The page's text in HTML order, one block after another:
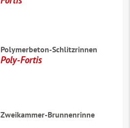
Polymerbeton-Schlitzrinnen
Poly-Fortis
Zweikammer-Brunnenrinne